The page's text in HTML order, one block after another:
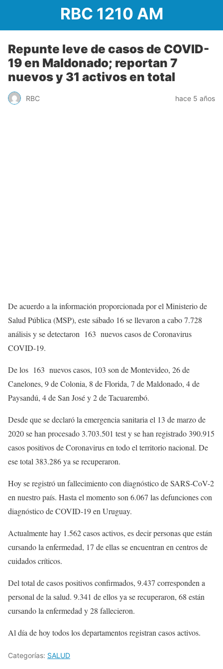
RBC 1210 AM
Repunte leve de casos de COVID-
19 en Maldonado; reportan 7
nuevos y 31 activos en total
RBC hace 5 años
De acuerdo a la información proporcionada por el Ministerio de
Salud Pública (MSP), este sábado 16 se llevaron a cabo 7.728
análisis y se detectaron 163 nuevos casos de Coronavirus
COVID-19.
De los 163 nuevos casos, 103 son de Montevideo, 26 de
Canelones, 9 de Colonia, 8 de Florida, 7 de Maldonado, 4 de
Paysandú, 4 de San José y 2 de Tacuarembó.
Desde que se declaró la emergencia sanitaria el 13 de marzo de
2020 se han procesado 3.703.501 test y se han registrado 390.915
casos positivos de Coronavirus en todo el territorio nacional. De
ese total 383.286 ya se recuperaron.
Hoy se registró un fallecimiento con diagnóstico de SARS-CoV-2
en nuestro país. Hasta el momento son 6.067 las defunciones con
diagnóstico de COVID-19 en Uruguay.
Actualmente hay 1.562 casos activos, es decir personas que están
cursando la enfermedad, 17 de ellas se encuentran en centros de
cuidados críticos.
Del total de casos positivos confirmados, 9.437 corresponden a
personal de la salud. 9.341 de ellos ya se recuperaron, 68 están
cursando la enfermedad y 28 fallecieron.
Al día de hoy todos los departamentos registran casos activos.
Categorías: SALUD